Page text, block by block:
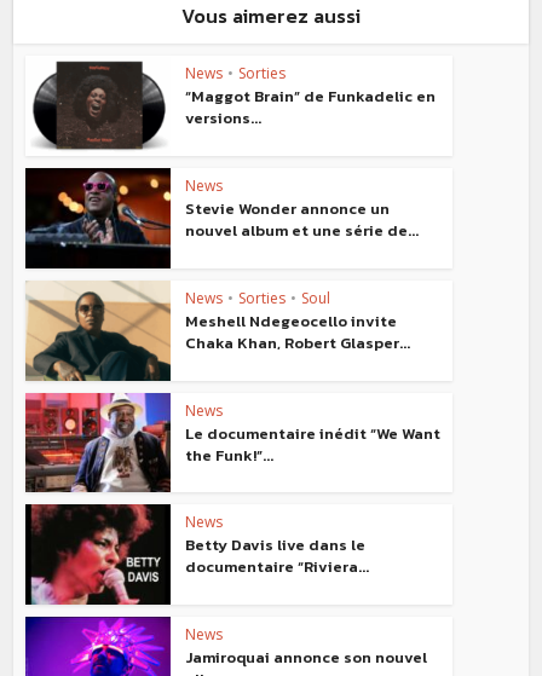
Vous aimerez aussi
News • Sorties
“Maggot Brain” de Funkadelic en
versions...
News
Stevie Wonder annonce un
nouvel album et une série de...
News • Sorties • Soul
Meshell Ndegeocello invite
Chaka Khan, Robert Glasper...
News
Le documentaire inédit “We Want
the Funk!”...
News
Betty Davis live dans le
documentaire “Riviera...
News
Jamiroquai annonce son nouvel